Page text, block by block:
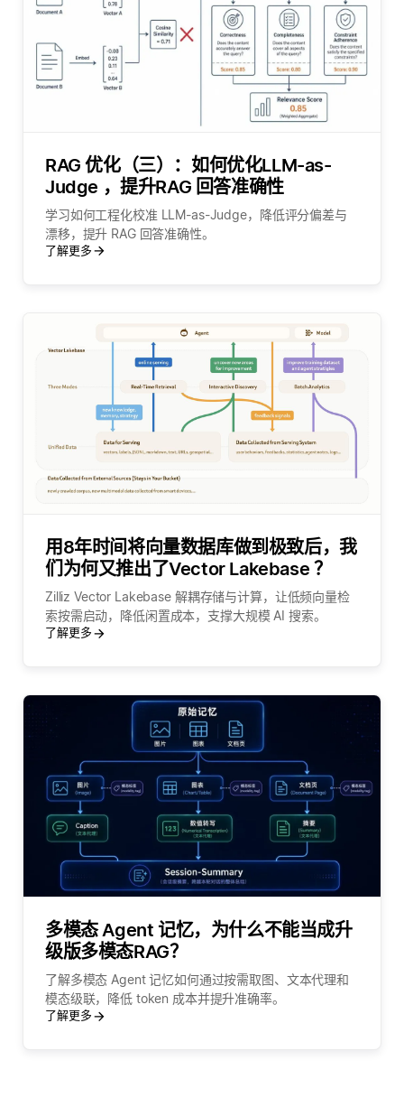
RAG 优化（三）：如何优化LLM-as-
Judge ，提升RAG 回答准确性
学习如何工程化校准 LLM-as-Judge，降低评分偏差与
漂移，提升 RAG 回答准确性。
了解更多
用8年时间将向量数据库做到极致后，我
们为何又推出了Vector Lakebase ？
Zilliz Vector Lakebase 解耦存储与计算，让低频向量检
索按需启动，降低闲置成本，支撑大规模 AI 搜索。
了解更多
多模态 Agent 记忆，为什么不能当成升
级版多模态RAG？
了解多模态 Agent 记忆如何通过按需取图、文本代理和
模态级联，降低 token 成本并提升准确率。
了解更多